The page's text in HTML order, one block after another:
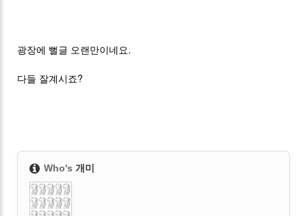
광장에 뻘글 오랜만이네요.
다들 잘계시죠?
Who's 개미